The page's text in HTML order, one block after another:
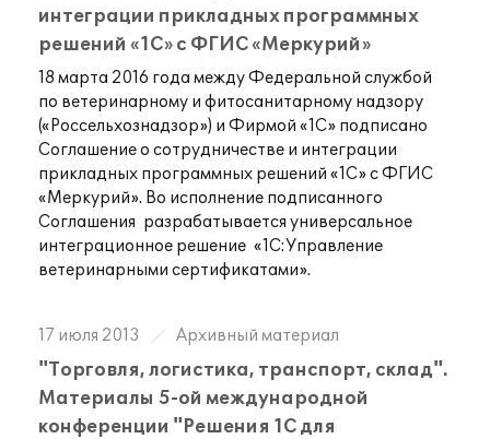
интеграции прикладных программных
решений «1С» с ФГИС «Меркурий»
18 марта 2016 года между Федеральной службой
по ветеринарному и фитосанитарному надзору
(«Россельхознадзор») и Фирмой «1С» подписано
Соглашение о сотрудничестве и интеграции
прикладных программных решений «1С» с ФГИС
«Меркурий». Во исполнение подписанного
Соглашения разрабатывается универсальное
интеграционное решение «1С:Управление
ветеринарными сертификатами».
17 июля 2013 Архивный материал
"Торговля, логистика, транспорт, склад".
Материалы 5-ой международной
конференции "Решения 1С для